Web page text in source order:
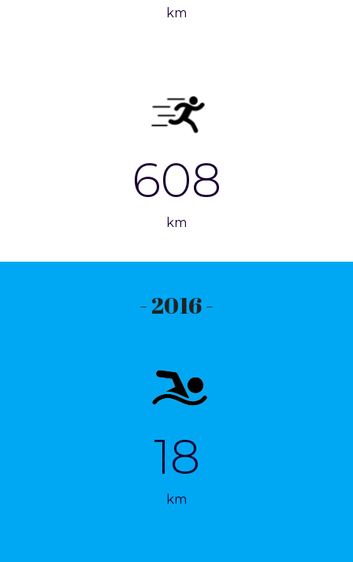
km
608
km
- 2016 -
18
km